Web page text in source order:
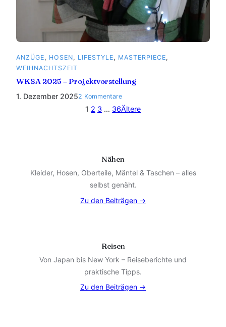
ANZÜGE, HOSEN, LIFESTYLE, MASTERPIECE
WEIHNACHTSZEIT
WKSA 2025 – Projektvorstellung
1. Dezember 20252 Kommentarezu
WKSA
1 2 3 … 36Ältere
Nähen
Kleider, Hosen, Oberteile, Mäntel & Taschen – alles
selbst genäht.
Zu den Beiträgen →
Reisen
Von Japan bis New York – Reiseberichte und
praktische Tipps.
Zu den Beiträgen →